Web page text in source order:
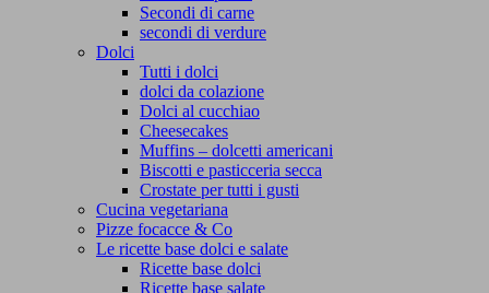
Secondi di carne
secondi di verdure
Dolci
Tutti i dolci
dolci da colazione
Dolci al cucchiao
Cheesecakes
Muffins – dolcetti americani
Biscotti e pasticceria secca
Crostate per tutti i gusti
Cucina vegetariana
Pizze focacce & Co
Le ricette base dolci e salate
Ricette base dolci
Ricette base salate